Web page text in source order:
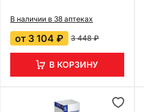
В наличии в 38 аптеках
от 3 104 ₽ 3 448 ₽
В КОРЗИНУ